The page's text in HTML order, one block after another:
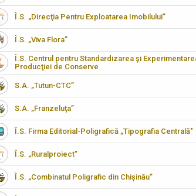
Î.S. „Direcţia Pentru Exploatarea Imobilului”
Î.S. „Viva Flora”
Î.S. Centrul pentru Standardizarea şi
Producţiei de Conserve
S.A. „Tutun-CTC”
S.A. „Franzeluţa”
Î.S. Firma Editorial-Poligrafică „Tipografia Centrală"
Î.S. „Ruralproiect”
Î.S. „Combinatul Poligrafic din Chișinău”